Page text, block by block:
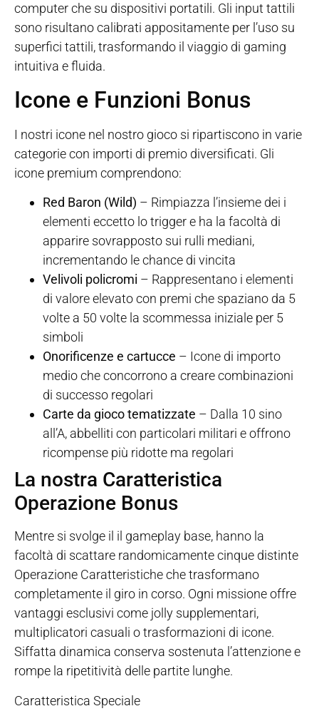
computer che su dispositivi portatili. Gli input tattili
sono risultano calibrati appositamente per l’uso su
superfici tattili, trasformando il viaggio di gaming
intuitiva e fluida.
Icone e Funzioni Bonus
I nostri icone nel nostro gioco si ripartiscono in varie
categorie con importi di premio diversificati. Gli
icone premium comprendono:
Red Baron (Wild) – Rimpiazza l’insieme dei i
elementi eccetto lo trigger e ha la facoltà di
apparire sovrapposto sui rulli mediani,
incrementando le chance di vincita
Velivoli policromi – Rappresentano i elementi
di valore elevato con premi che spaziano da 5
volte a 50 volte la scommessa iniziale per 5
simboli
Onorificenze e cartucce – Icone di importo
medio che concorrono a creare combinazioni
di successo regolari
Carte da gioco tematizzate – Dalla 10 sino
all’A, abbelliti con particolari militari e offrono
ricompense più ridotte ma regolari
La nostra Caratteristica
Operazione Bonus
Mentre si svolge il il gameplay base, hanno la
facoltà di scattare randomicamente cinque distinte
Operazione Caratteristiche che trasformano
completamente il giro in corso. Ogni missione offre
vantaggi esclusivi come jolly supplementari,
multiplicatori casuali o trasformazioni di icone.
Siffatta dinamica conserva sostenuta l’attenzione e
rompe la ripetitività delle partite lunghe.
Caratteristica Speciale